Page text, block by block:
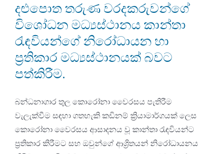
දළුපොත තරුණ වරදකරුවන්ගේ
විශෝධන මධ්‍යස්ථානය කාන්තා
රැඳවියන්ගේ නිරෝධායන හා
ප්‍රතිකාර මධ්‍යස්ථානයක් බවට
පත්කිරීම.
බන්ධනාගාර තුල කොරෝනා වෛරසය පැතිරීම
වැලැක්වීම සඳහා ගතහැකි කඩිනම් ක්‍රියාමාර්ගයක් ලෙස
කොරෝනා වෛරසය ආසාදනය වූ කාන්තා රැඳවියන්ට
ප්‍රතිකාර කිරීමට සහ ඔවුන්ගේ ආශ්‍රිතයන් නිරෝධායනය